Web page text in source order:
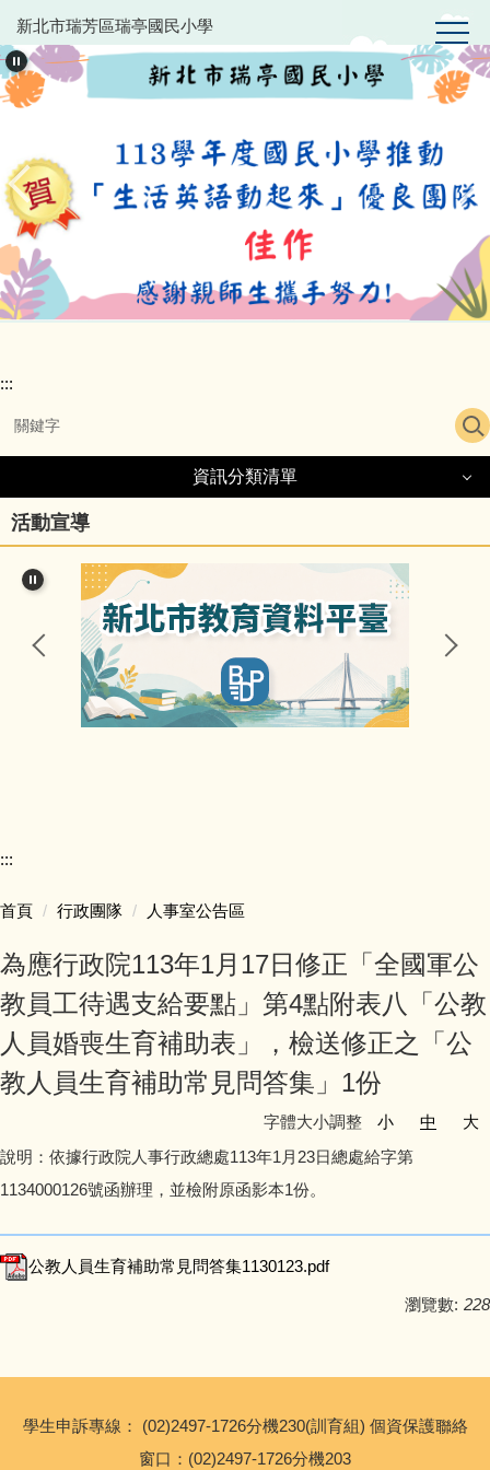
跳
到
主
要
內
區
新北市瑞芳區瑞亭國民小學
:::
資訊分類清單
行政團隊
榮譽事項與學校相關訊息
瑞亭國小臺灣母語日網站
瑞亭臺灣母語資源連結
防疫資訊與停課不停學專區
友善校園專區
主題宣導專區
健康宣導專區
校園環境教育專區
活動宣導
:::
首頁 行政團隊 人事室公告區
為應行政院113年1月17日修正「全國軍公
教員工待遇支給要點」第4點附表八「公教
人員婚喪生育補助表」，檢送修正之「公
教人員生育補助常見問答集」1份
字體大小調整 小 中
大
說明：依據行政院人事行政總處113年1月23日總處給字第
1134000126號函辦理，並檢附原函影本1份。
公教人員生育補助常見問答集1130123.pdf
瀏覽數: 228
學生申訴專線： (02)2497-1726分機230(訓育組) 個資保護聯絡
窗口：(02)2497-1726分機203